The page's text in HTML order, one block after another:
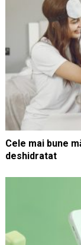
Cele mai bune
deshidratat